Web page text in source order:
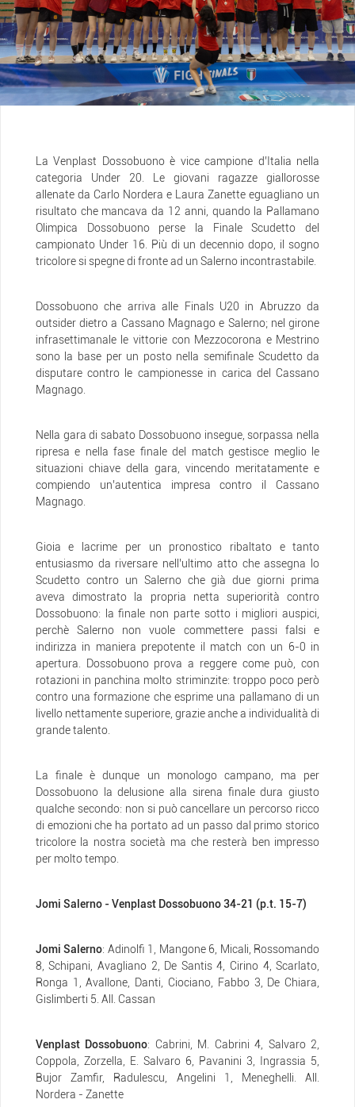
La Venplast Dossobuono è vice campione d’Italia nella
categoria Under 20. Le giovani ragazze giallorosse
allenate da Carlo Nordera e Laura Zanette eguagliano un
risultato che mancava da 12 anni, quando la Pallamano
Olimpica Dossobuono perse la Finale Scudetto del
campionato Under 16. Più di un decennio dopo, il sogno
tricolore si spegne di fronte ad un Salerno incontrastabile.
Dossobuono che arriva alle Finals U20 in Abruzzo da
outsider dietro a Cassano Magnago e Salerno; nel girone
infrasettimanale le vittorie con Mezzocorona e Mestrino
sono la base per un posto nella semifinale Scudetto da
disputare contro le campionesse in carica del Cassano
Magnago.
Nella gara di sabato Dossobuono insegue, sorpassa nella
ripresa e nella fase finale del match gestisce meglio le
situazioni chiave della gara, vincendo meritatamente e
compiendo un’autentica impresa contro il Cassano
Magnago.
Gioia e lacrime per un pronostico ribaltato e tanto
entusiasmo da riversare nell’ultimo atto che assegna lo
Scudetto contro un Salerno che già due giorni prima
aveva dimostrato la propria netta superiorità contro
Dossobuono: la finale non parte sotto i migliori auspici,
perchè Salerno non vuole commettere passi falsi e
indirizza in maniera prepotente il match con un 6-0 in
apertura. Dossobuono prova a reggere come può, con
rotazioni in panchina molto striminzite: troppo poco però
contro una formazione che esprime una pallamano di un
livello nettamente superiore, grazie anche a individualità di
grande talento.
La finale è dunque un monologo campano, ma per
Dossobuono la delusione alla sirena finale dura giusto
qualche secondo: non si può cancellare un percorso ricco
di emozioni che ha portato ad un passo dal primo storico
tricolore la nostra società ma che resterà ben impresso
per molto tempo.
Jomi Salerno - Venplast Dossobuono 34-21 (p.t. 15-7)
Jomi Salerno: Adinolfi 1, Mangone 6, Micali, Rossomando
8, Schipani, Avagliano 2, De Santis 4, Cirino 4, Scarlato,
Ronga 1, Avallone, Danti, Ciociano, Fabbo 3, De Chiara,
Gislimberti 5. All. Cassan
Venplast Dossobuono: Cabrini, M. Cabrini 4, Salvaro 2,
Coppola, Zorzella, E. Salvaro 6, Pavanini 3, Ingrassia 5,
Bujor Zamfir, Radulescu, Angelini 1, Meneghelli. All.
Nordera - Zanette